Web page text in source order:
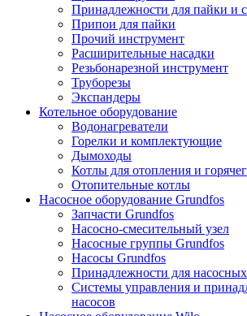
Принадлежности для пайки и
Припои для пайки
Прочий инструмент
Расширительные насадки
Резьбонарезной инструмент
Труборезы
Экспандеры
Котельное оборудование
Водонагреватели
Горелки и комплектующие
Дымоходы
Котлы для отопления и
Отопительные котлы
Насосное оборудование Grundfos
Запчасти Grundfos
Насосно-смесительный узел
Насосные группы Grundfos
Насосы Grundfos
Принадлежности для
Системы управления и
насосов